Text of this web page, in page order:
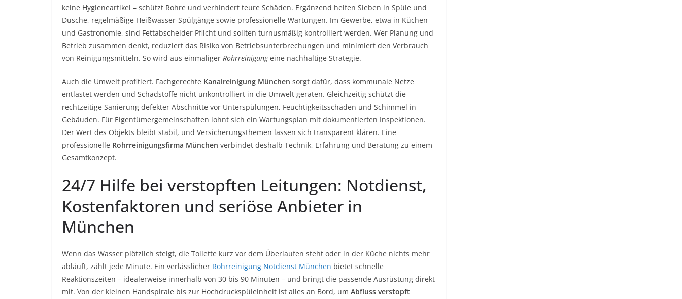
keine Hygieneartikel – schützt Rohre und verhindert teure Schäden. Ergänzend helfen Sieben in Spüle und
Dusche, regelmäßige Heißwasser-Spülgänge sowie professionelle Wartungen. Im Gewerbe, etwa in Küchen
und Gastronomie, sind Fettabscheider Pflicht und sollten turnusmäßig kontrolliert werden. Wer Planung und
Betrieb zusammen denkt, reduziert das Risiko von Betriebsunterbrechungen und minimiert den Verbrauch
von Reinigungsmitteln. So wird aus einmaliger Rohrreinigungeine nachhaltige Strategie.
Auch die Umwelt profitiert. Fachgerechte Kanalreinigung München sorgt dafür, dass kommunale Netze
entlastet werden und Schadstoffe nicht unkontrolliert in die Umwelt geraten. Gleichzeitig schützt die
rechtzeitige Sanierung defekter Abschnitte vor Unterspülungen, Feuchtigkeitsschäden und Schimmel in
Gebäuden. Für Eigentümergemeinschaften lohnt sich ein Wartungsplan mit dokumentierten Inspektionen.
Der Wert des Objekts bleibt stabil, und Versicherungsthemen lassen sich transparent klären. Eine
professionelle Rohrreinigungsfirma München verbindet deshalb Technik, Erfahrung und Beratung zu einem
Gesamtkonzept.
24/7 Hilfe bei verstopften Leitungen: Notdienst,
Kostenfaktoren und seriöse Anbieter in
München
Wenn das Wasser plötzlich steigt, die Toilette kurz vor dem Überlaufen steht oder in der Küche nichts mehr
abläuft, zählt jede Minute. Ein verlässlicher Rohrreinigung Notdienst München bietet schnelle
Reaktionszeiten – idealerweise innerhalb von 30 bis 90 Minuten – und bringt die passende Ausrüstung direkt
mit. Von der kleinen Handspirale bis zur Hochdruckspüleinheit ist alles an Bord, um Abfluss verstopft